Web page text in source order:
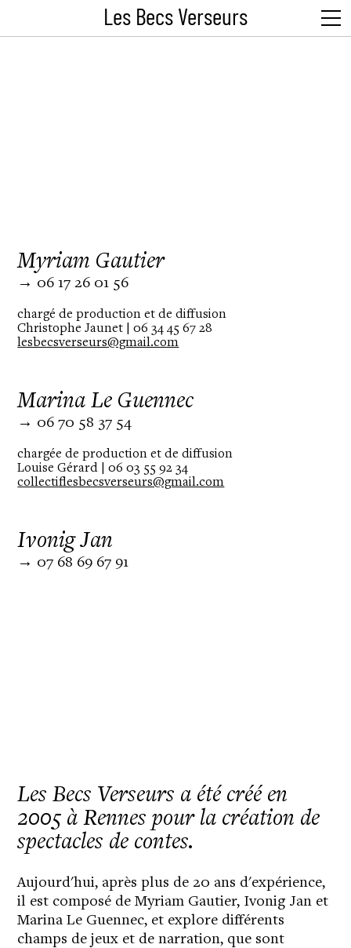
Les Becs Verseurs
Myriam Gautier
→ 06 17 26 01 56
chargé de production et de diffusion
Christophe Jaunet | 06 34 45 67 28
lesbecsverseurs@gmail.com
Marina Le Guennec
→ 06 70 58 37 54
chargée de production et de diffusion
Louise Gérard | 06 03 55 92 34
collectiflesbecsverseurs@gmail.com
Ivonig Jan
→ 07 68 69 67 91
Les Becs Verseurs a été créé en
2005 à Rennes pour la création de
spectacles de contes.
Aujourd'hui, après plus de 20 ans d'expérience,
il est composé de Myriam Gautier, Ivonig Jan et
Marina Le Guennec, et explore différents
champs de jeux et de narration, que sont